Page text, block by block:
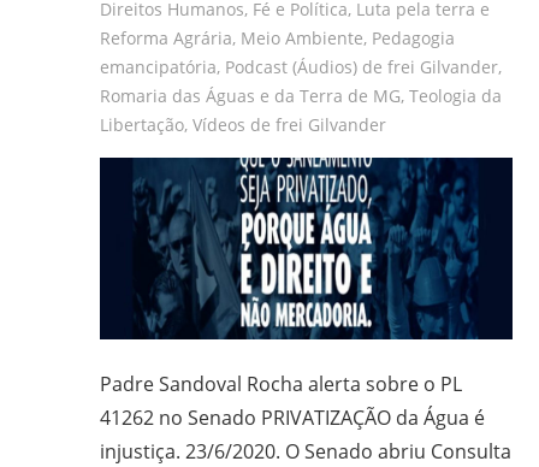
Direitos Humanos, Fé e Política, Luta pela terra e
Reforma Agrária, Meio Ambiente, Pedagogia
emancipatória, Podcast (Áudios) de frei Gilvander,
Romaria das Águas e da Terra de MG, Teologia da
Libertação, Vídeos de frei Gilvander
Padre Sandoval Rocha alerta sobre o PL
41262 no Senado PRIVATIZAÇÃO da Água é
injustiça. 23/6/2020. O Senado abriu Consulta